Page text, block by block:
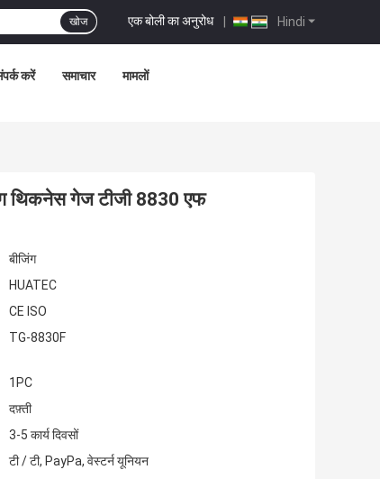
Hindi
एक बोली का अनुरोध |
खोज
करें समाचार मामलों
थिकनेस गेज टीजी 8830 एफ
बीजिंग
HUATEC
CE ISO
TG-8830F
1PC
दफ़्ती
3-5 कार्य दिवसों
टी / टी, PayPa, वेस्टर्न यूनियन